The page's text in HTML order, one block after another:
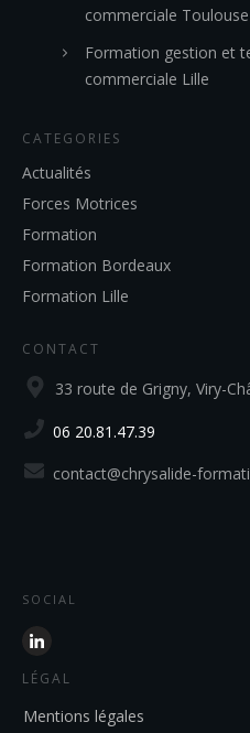
commerciale Toulouse
Formation gestion et
commerciale Lille
CATEGORIES
Actualités
Forces Motrices
Formation
Formation Bordeaux
Formation Lille
CONTACT
33 route de Grigny, Viry-
06 20.81.47.39
contact@chrysalide-
SOCIAL
LÉGAL
Mentions légales